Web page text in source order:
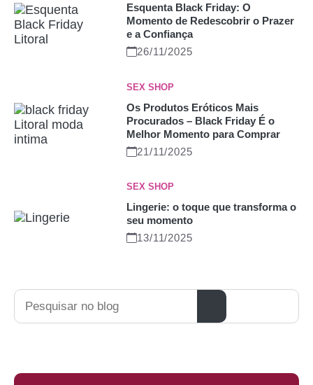
Esquenta Black Friday: O
Momento de Redescobrir o Prazer
e a Confiança
26/11/2025
SEX SHOP
Os Produtos Eróticos Mais
Procurados – Black Friday É o
Melhor Momento para Comprar
21/11/2025
SEX SHOP
Lingerie: o toque que transforma o
seu momento
13/11/2025
Pesquisar